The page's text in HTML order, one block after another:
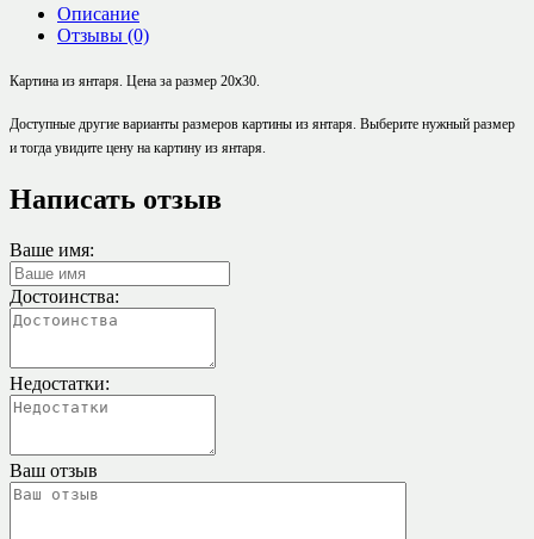
Описание
Отзывы (0)
Картина из янтаря. Цена за размер 20х30.
Доступные другие варианты размеров картины из янтаря. Выберите нужный размер
и тогда увидите цену на картину из янтаря.
Написать отзыв
Ваше имя:
Достоинства:
Недостатки:
Ваш отзыв